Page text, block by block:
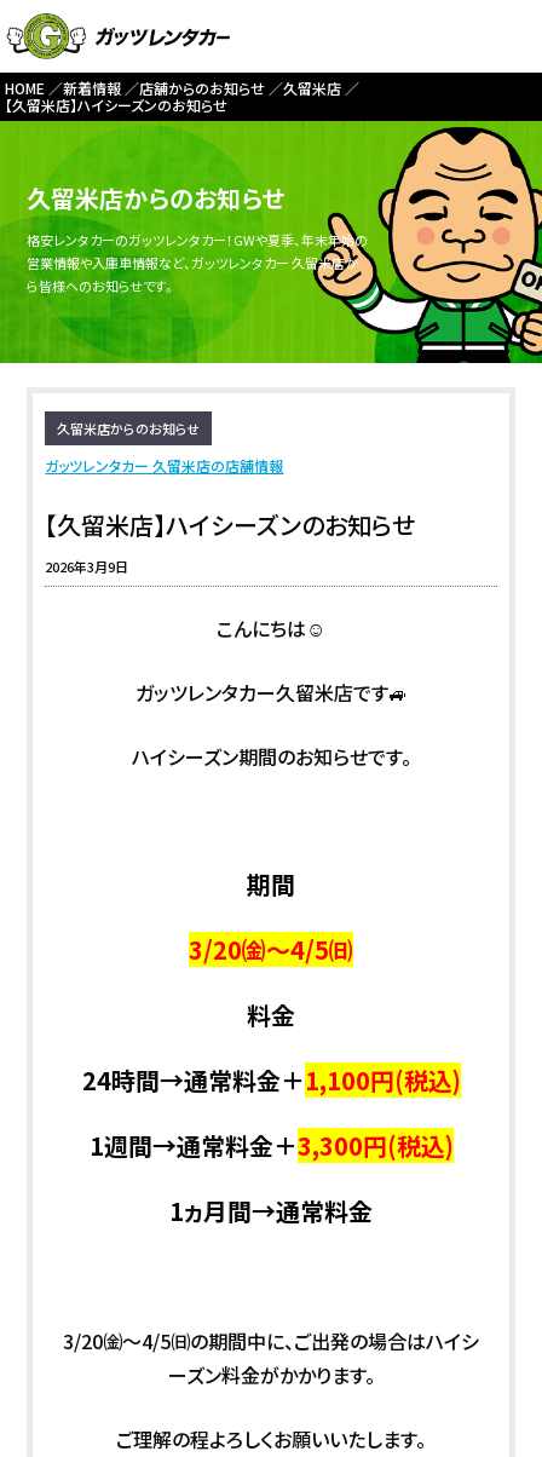
HOME 新着情報 店舗からのお知らせ
久留米店
【久留米店】ハイシーズンのお知らせ
久留米店からのお知らせ
格安レンタカーのガッツレンタカー！GWや夏季、年末年始の
営業情報や入庫車情報など、ガッツレンタカー 久留米店か
ら皆様へのお知らせです。
久留米店からのお知らせ
ガッツレンタカー 久留米店の店舗情報
【久留米店】ハイシーズンのお知らせ
2026年3月9日
こんにちは☺
ガッツレンタカー久留米店です🚙
ハイシーズン期間のお知らせです。
期間
3/20㈮～4/5㈰
料金
24時間→通常料金＋1,100円(税込)
1週間→通常料金＋3,300円(税込)
1ヵ月間→通常料金
3/20㈮～4/5㈰の期間中に、ご出発の場合はハイシ
ーズン料金がかかります。
ご理解の程よろしくお願いいたします。